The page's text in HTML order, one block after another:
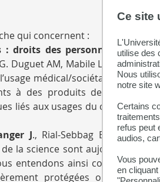
Ce site
utilise des
Nous
notre site
Certains
refus peut
audios,
Vous
en
qui concernent :
droits des personnes,
Duguet AM, Mabile L., Couderc B.,
médical/sociétal et en
à des produits de santé
liés aux usages du corps et les
J., Rial-Sebbag E., Cambon-
la science sont aujourd’hui
entendons ainsi contribuer à
protégées ou ouvertes